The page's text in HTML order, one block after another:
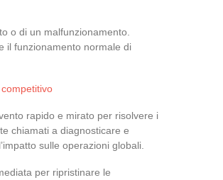
o di un malfunzionamento.
il funzionamento normale di
rapido e mirato per risolvere i
chiamati a diagnosticare e
sulle operazioni globali.
per ripristinare le